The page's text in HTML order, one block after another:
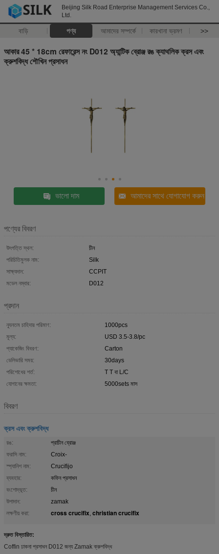
Beijing Silk Road Enterprise Management Services Co.,
Ltd.
বাড়ি পণ্য আমাদের সম্পর্কে কারখানা ভ্রমণ >>
আকার 45 * 18cm রেফারেন্স নং D012 অ্যান্টিক ব্রোঞ্জ রঙ ক্যাথলিক ক্রস এবং
ক্রুশবিদ্ধ শৌখিন প্রসাধন
ভালো দাম আমাদের সাথে যোগাযোগ করুন
পণ্যের বিবরণ
উৎপত্তি স্থল:
চীন
পরিচিতিমুলক নাম:
Silk
সাক্ষ্যদান:
CCPIT
মডেল নম্বার:
D012
প্রদান
ন্যূনতম চাহিদার পরিমাণ:
1000pcs
মূল্য:
USD 3.5-3.8/pc
প্যাকেজিং বিবরণ:
Carton
ডেলিভারি সময়:
30days
পরিশোধের শর্ত:
T T বা L/C
যোগানের ক্ষমতা:
5000sets মাস
বিবরণ
ক্রস এবং ক্রুশবিদ্ধ
রঙ:
প্রাচীন ব্রোঞ্জ
ফরাসি নাম:
Croix-
স্প্যানিশ নাম:
Crucifijo
ব্যবহার:
কফিন প্রসাধন
বংশোদ্ভূত:
চীন
উপাদান:
zamak
লক্ষণীয় করা:
cross crucifix, christian crucifix
দ্রুত বিস্তারিত:
Coffin ঢাকনা প্রসাধন D012 জন্য Zamak ক্রুশবিদ্ধ